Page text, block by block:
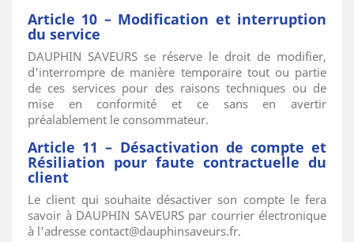
Article 10 – Modification et interruption
du service
DAUPHIN SAVEURS se réserve le droit de modifier,
d'interrompre de manière temporaire tout ou partie
de ces services pour des raisons techniques ou de
mise en conformité et ce sans en avertir
préalablement le consommateur.
Article 11 – Désactivation de compte et
Résiliation pour faute contractuelle du
client
Le client qui souhaite désactiver son compte le fera
savoir à DAUPHIN SAVEURS par courrier électronique
à l'adresse contact@dauphinsaveurs.fr.